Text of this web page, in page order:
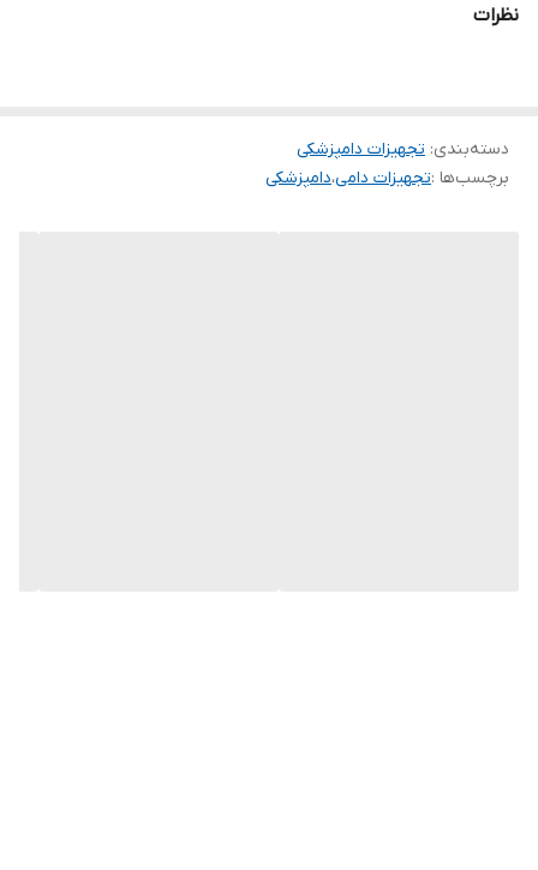
◾ملحقات :
نظرات
دسته‌بندی: تجهیزات دامپزشکی
برچسب‌ها :تجهیزات دامی،دامپزشکی